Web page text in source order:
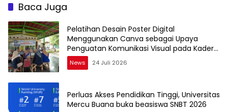
Baca Juga
Pelatihan Desain Poster Digital
Menggunakan Canva sebagai Upaya
Penguatan Komunikasi Visual pada Kader
PKK Kelurahan Bambu Apus
News 24 Juli 2026
Perluas Akses Pendidikan Tinggi, Universitas
Mercu Buana buka beasiswa SNBT 2026